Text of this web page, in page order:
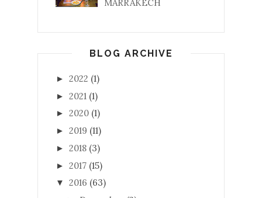
MARRAKECH
BLOG ARCHIVE
► 2022 (1)
► 2021 (1)
► 2020 (1)
► 2019 (11)
► 2018 (3)
► 2017 (15)
▼ 2016 (63)